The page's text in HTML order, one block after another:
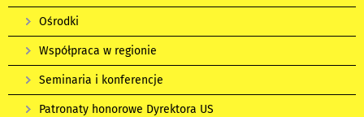
Ośrodki
Współpraca w regionie
Seminaria i konferencje
Patronaty honorowe Dyrektora US